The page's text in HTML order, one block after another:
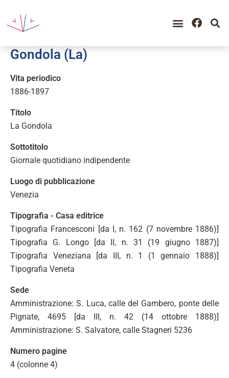
Gondola (La)
Vita periodico
1886-1897
Titolo
La Gondola
Sottotitolo
Giornale quotidiano indipendente
Luogo di pubblicazione
Venezia
Tipografia - Casa editrice
Tipografia Francesconi [da I, n. 162 (7 novembre 1886)]
Tipografia G. Longo [da II, n. 31 (19 giugno 1887)]
Tipografia Veneziana [da III, n. 1 (1 gennaio 1888)]
Tipografia Veneta
Sede
Amministrazione: S. Luca, calle del Gambero, ponte delle
Pignate, 4695 [da III, n. 42 (14 ottobre 1888)]
Amministrazione: S. Salvatore, calle Stagneri 5236
Numero pagine
4 (colonne 4)